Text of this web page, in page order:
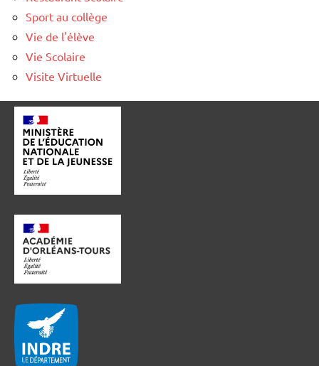
Sport au collège
Vie de l'élève
Vie Scolaire
Visite Virtuelle